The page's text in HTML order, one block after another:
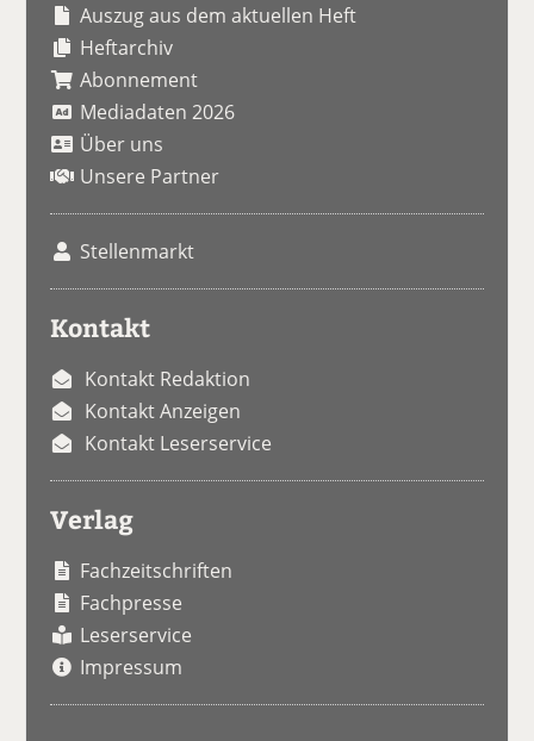
Auszug aus dem aktuellen Heft
Heftarchiv
Abonnement
Mediadaten 2026
Über uns
Unsere Partner
Stellenmarkt
Kontakt
Kontakt Redaktion
Kontakt Anzeigen
Kontakt Leserservice
Verlag
Fachzeitschriften
Fachpresse
Leserservice
Impressum